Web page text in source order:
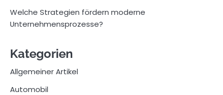
Welche Strategien fördern moderne
Unternehmensprozesse?
Kategorien
Allgemeiner Artikel
Automobil